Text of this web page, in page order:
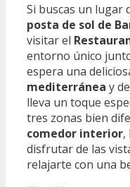
Si buscas un lugar
posta de sol de
visitar el
entorno único
espera una
mediterránea y
lleva un toque
tres zonas bien
comedor interior,
disfrutar de las
relajarte con una